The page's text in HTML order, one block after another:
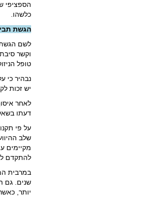
הספציפי
כלשהו.
הגשת
לשם הגשת
וקשר
טופל
נבהיר כי
יש זכות
לאחר
דעתו
על פי
שלב
מקיימים
להתקדם
במרבית
שנים. גם